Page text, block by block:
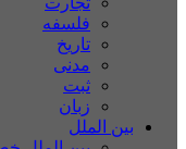
فلسفه
تاریخ
مدنی
ثبت
زبان
بین الملل